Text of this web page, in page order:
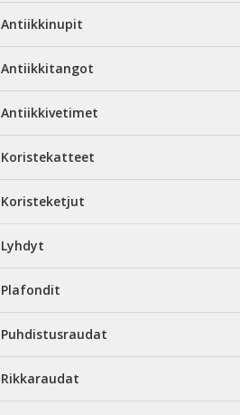
Antiikkinupit
Antiikkitangot
Antiikkivetimet
Koristekatteet
Koristeketjut
Lyhdyt
Plafondit
Puhdistusraudat
Rikkaraudat